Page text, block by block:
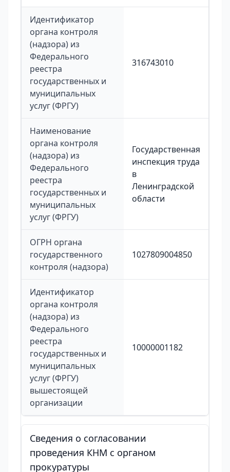
Идентификатор
органа контроля
(надзора) из
Федерального
реестра
государственных и
муниципальных
услуг (ФРГУ)
316743010
Наименование
органа контроля
(надзора) из
Федерального
реестра
государственных и
муниципальных
услуг (ФРГУ)
Государственная
инспекция труда
в
Ленинградской
области
ОГРН органа
государственного
контроля (надзора)
1027809004850
Идентификатор
органа контроля
(надзора) из
Федерального
реестра
государственных и
муниципальных
услуг (ФРГУ)
вышестоящей
организации
10000001182
Сведения о согласовании
проведения КНМ с органом
прокуратуры